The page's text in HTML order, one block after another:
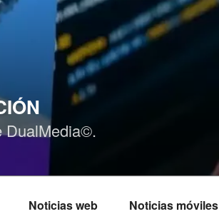
DualMedia©.
Noticias web Noticias móviles